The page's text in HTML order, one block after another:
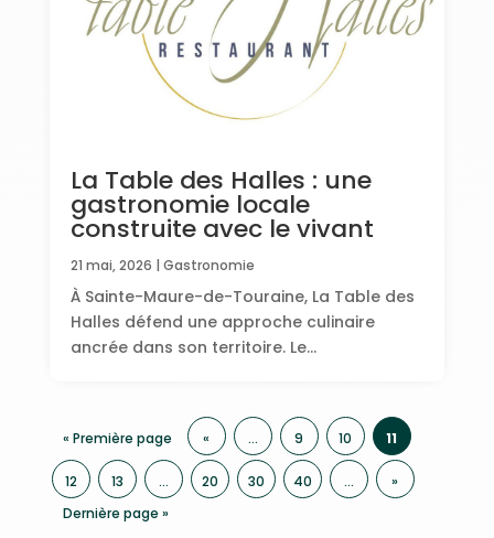
La Table des Halles : une
gastronomie locale
construite avec le vivant
21 mai, 2026 | Gastronomie
À Sainte-Maure-de-Touraine, La Table des
Halles défend une approche culinaire
ancrée dans son territoire. Le...
« Première page « … 9 10 11
12 13 … 20 30 40 …
»
Dernière page »